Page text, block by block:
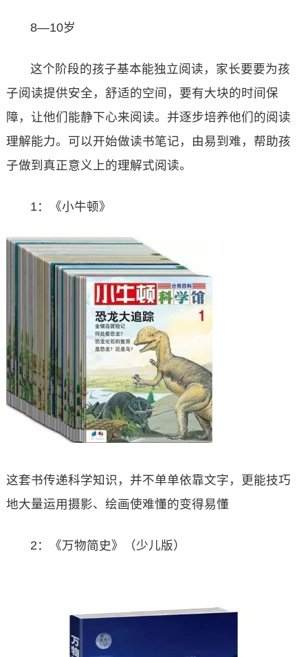
8—10岁
这个阶段的孩子基本能独立阅读，家长要要为孩
子阅读提供安全，舒适的空间，要有大块的时间保
障，让他们能静下心来阅读。并逐步培养他们的阅读
理解能力。可以开始做读书笔记，由易到难，帮助孩
子做到真正意义上的理解式阅读。
1：《小牛顿》
这套书传递科学知识，并不单单依靠文字，更能技巧
地大量运用摄影、绘画使难懂的变得易懂
2：《万物简史》（少儿版）